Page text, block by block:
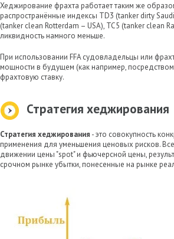
Хеджирование фрахта работает таким же
распространённые индексы TD3 (tanker dirty
(tanker clean Rotterdam – USA), TC5 (tanker clean
ликвидность намного меньше.
При использовании FFA судовладельцы или
мощности в будущем (как например,
фрахтовую ставку.
Стратегия хеджирования
Стратегия хеджирования - это совокупность
применения для уменьшения ценовых рисков.
движении цены "spot" и фьючерсной цены,
срочном рынке убытки, понесенные на рынке